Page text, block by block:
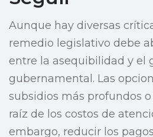
Aunque hay diversas
remedio legislativo debe
entre la asequibilidad y el
gubernamental. Las
subsidios más profundos
raíz de los costos de
embargo, reducir los